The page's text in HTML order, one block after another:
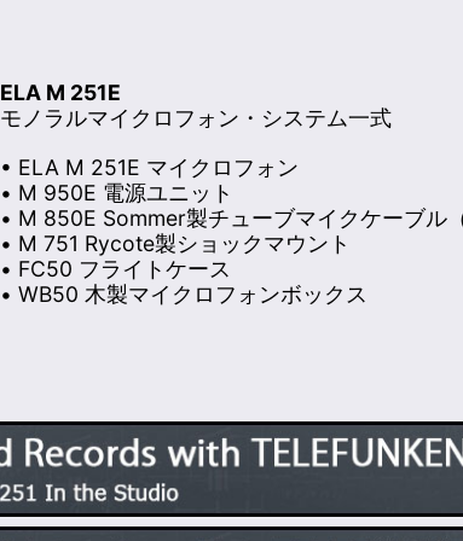
ELA M 251E
モノラルマイクロフォン・システム一式
• ELA M 251E マイクロフォン
• M 950E 電源ユニット
• M 850E Sommer製チューブマイクケーブル（
• M 751 Rycote製ショックマウント
• FC50 フライトケース
• WB50 木製マイクロフォンボックス